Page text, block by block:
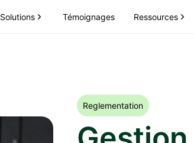
Solutions Témoignages Ressources
Reglementation